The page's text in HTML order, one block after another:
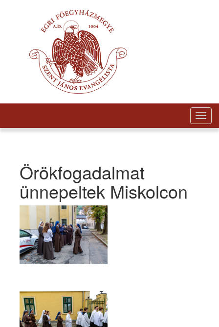
Örökfogadalmat
ünnepeltek Miskolcon